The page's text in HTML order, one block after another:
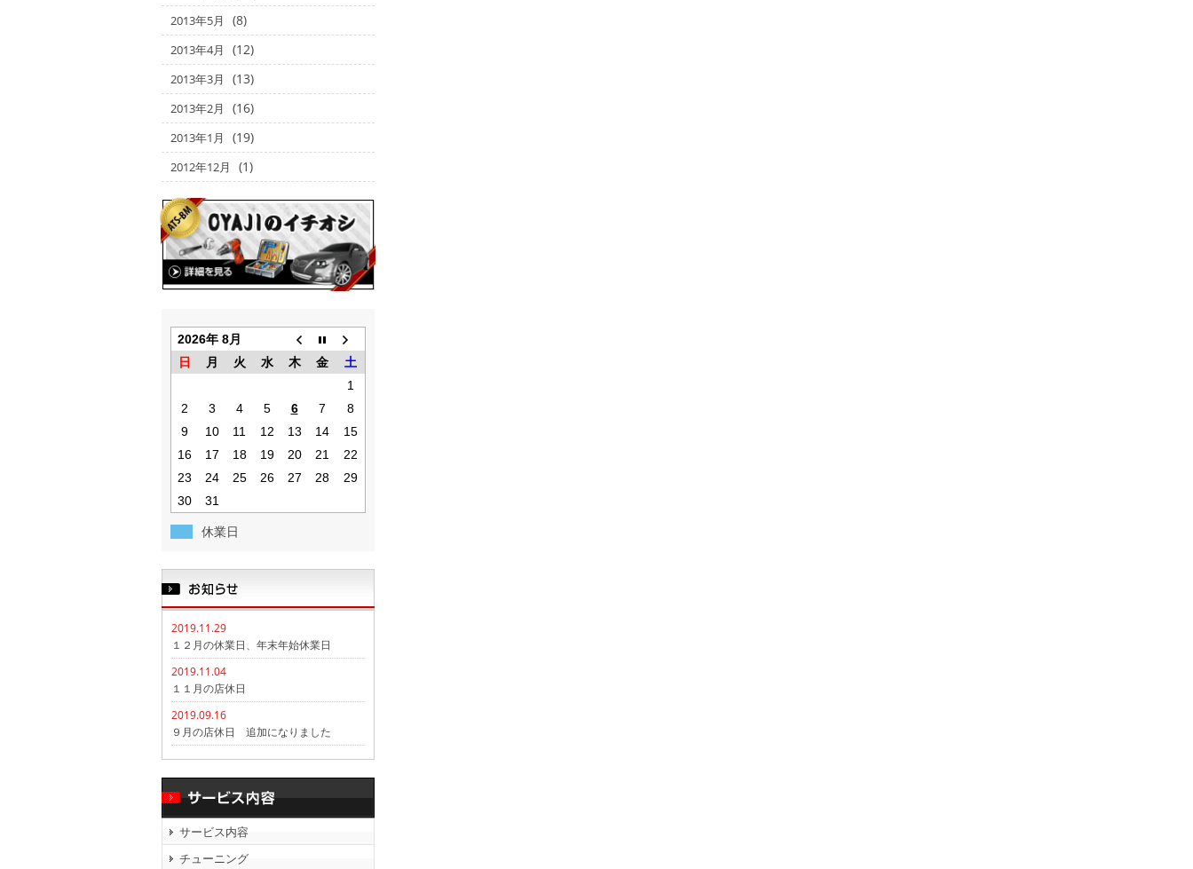
2013年5月 (8)
2013年4月 (12)
2013年3月 (13)
2013年2月 (16)
2013年1月 (19)
2012年12月 (1)
2026年 8月
日
月 火 水 木 金
土
1
2
3 4 5 6 7
8
9
10 11 12 13 14
15
16
17 18 19 20 21
22
23
24 25 26 27 28
29
30
31
休業日
2019.11.29
１２月の休業日、年末年始休業日
2019.11.04
１１月の店休日
2019.09.16
９月の店休日 追加になりました
サービス内容
チューニング